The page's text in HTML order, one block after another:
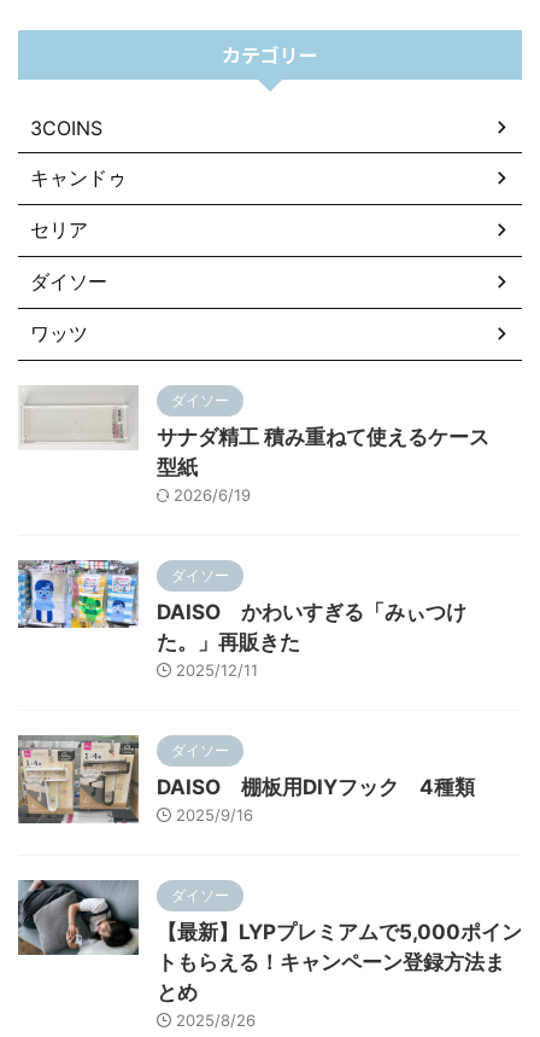
カテゴリー
3COINS
キャンドゥ
セリア
ダイソー
ワッツ
ダイソー
サナダ精工 積み重ねて使えるケース
型紙
2026/6/19
ダイソー
DAISO かわいすぎる「みぃつけ
た。」再販きた
2025/12/11
ダイソー
DAISO 棚板用DIYフック 4種類
2025/9/16
ダイソー
【最新】LYPプレミアムで5,000ポイン
トもらえる！キャンペーン登録方法ま
とめ
2025/8/26